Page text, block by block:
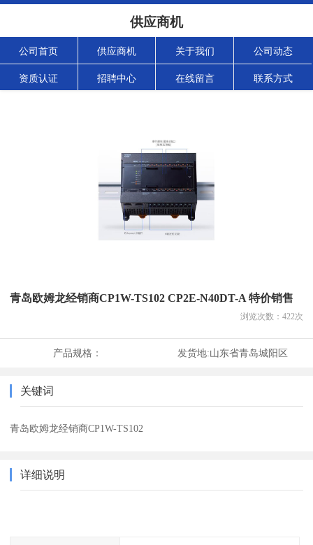
供应商机
公司首页 供应商机 关于我们 公司动态
资质认证 招聘中心 在线留言 联系方式
青岛欧姆龙经销商CP1W-TS102 CP2E-N40DT-A 特价销售
浏览次数： 422次
产品规格： 发货地:山东省青岛城阳区
关键词
青岛欧姆龙经销商CP1W-TS102
详细说明